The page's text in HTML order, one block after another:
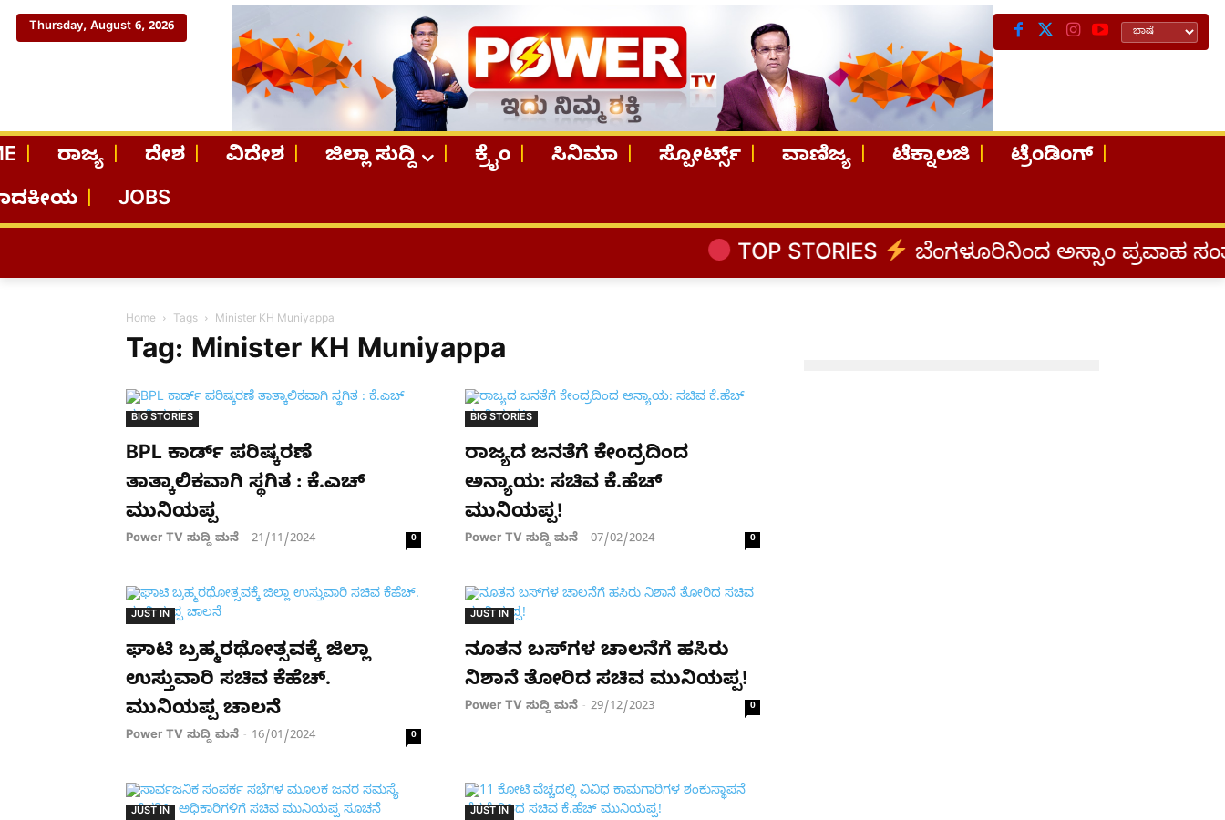
Thursday, August 6, 2026
ರಾಜ್ಯ ದೇಶ ವಿದೇಶ ಜಿಲ್ಲಾ ಸುದ್ದಿ ಕ್ರೈಂ ಸಿನಿಮಾ ಸ್ಪೋರ್ಟ್ಸ್ ವಾಣಿಜ್ಯ ಟೆಕ್ನಾಲಜಿ
ಟ್ರೆಂಡಿಂಗ್
JOBS
TOP STORIES ಬೆಂಗಳೂರಿನಿಂದ ಅಸ್ಸಾಂ ಪ್ರವಾಹ
Home Tags Minister KH Muniyappa
Tag: Minister KH Muniyappa
BIG STORIES
BPL ಕಾರ್ಡ್​ ಪರಿಷ್ಕರಣೆ
ತಾತ್ಕಾಲಿಕವಾಗಿ ಸ್ಥಗಿತ : ಕೆ.ಎಚ್​
ಮುನಿಯಪ್ಪ
Power TV ಸುದ್ದಿ ಮನೆ - 21/11/2024 0
BIG STORIES
ರಾಜ್ಯದ ಜನತೆಗೆ ಕೇಂದ್ರದಿಂದ
ಅನ್ಯಾಯ: ಸಚಿವ ಕೆ.ಹೆಚ್​
ಮುನಿಯಪ್ಪ!
Power TV ಸುದ್ದಿ ಮನೆ - 07/02/2024 0
JUST IN
ಘಾಟಿ ಬ್ರಹ್ಮರಥೋತ್ಸವಕ್ಕೆ ಜಿಲ್ಲಾ
ಉಸ್ತುವಾರಿ ಸಚಿವ ಕೆಹೆಚ್.
ಮುನಿಯಪ್ಪ ಚಾಲನೆ
Power TV ಸುದ್ದಿ ಮನೆ - 16/01/2024 0
JUST IN
ನೂತನ ಬಸ್‌ಗಳ ಚಾಲನೆಗೆ ಹಸಿರು
ನಿಶಾನೆ ತೋರಿದ ಸಚಿವ ಮುನಿಯಪ್ಪ!
Power TV ಸುದ್ದಿ ಮನೆ - 29/12/2023 0
JUST IN JUST IN